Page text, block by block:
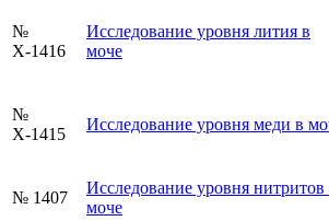
№
Х-1416
Исследование уровня лития в
моче
№
Х-1415
Исследование уровня меди в
№ 1407
Исследование уровня нитритов
моче